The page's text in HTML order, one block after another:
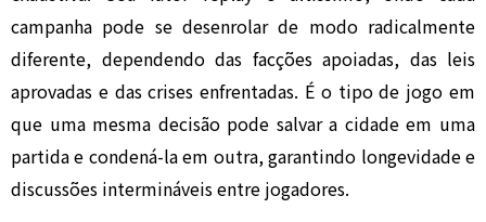
campanha pode se desenrolar de modo radicalmente
diferente, dependendo das facções apoiadas, das leis
aprovadas e das crises enfrentadas. É o tipo de jogo em
que uma mesma decisão pode salvar a cidade em uma
partida e condená-la em outra, garantindo longevidade e
discussões intermináveis entre jogadores.